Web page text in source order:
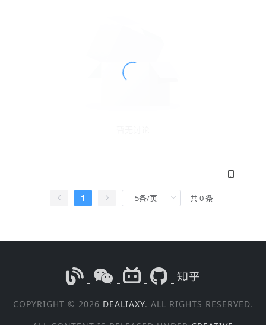
1 共 0 条
COPYRIGHT © 2026 DEALIAXY. ALL RIGHTS RESERVED.